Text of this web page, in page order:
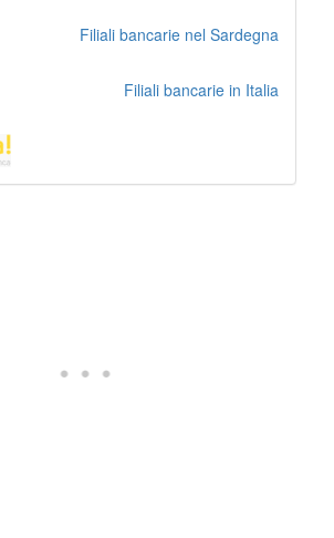
Filiali bancarie nel Sardegna
Filiali bancarie in Italia